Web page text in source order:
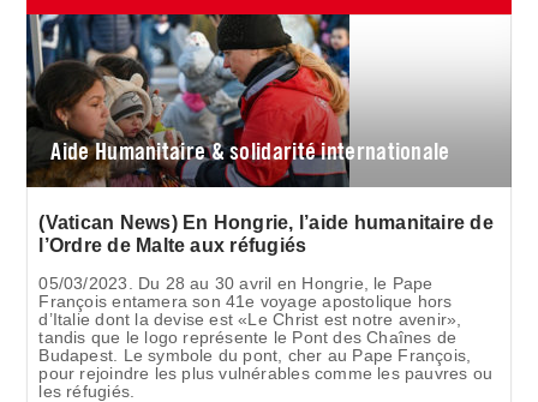
Aide Humanitaire & solidarité internationale
(Vatican News) En Hongrie, l’aide humanitaire de
l’Ordre de Malte aux réfugiés
05/03/2023. Du 28 au 30 avril en Hongrie, le Pape
François entamera son 41e voyage apostolique hors
d’Italie dont la devise est «Le Christ est notre avenir»,
tandis que le logo représente le Pont des Chaînes de
Budapest. Le symbole du pont, cher au Pape François,
pour rejoindre les plus vulnérables comme les pauvres ou
les réfugiés.